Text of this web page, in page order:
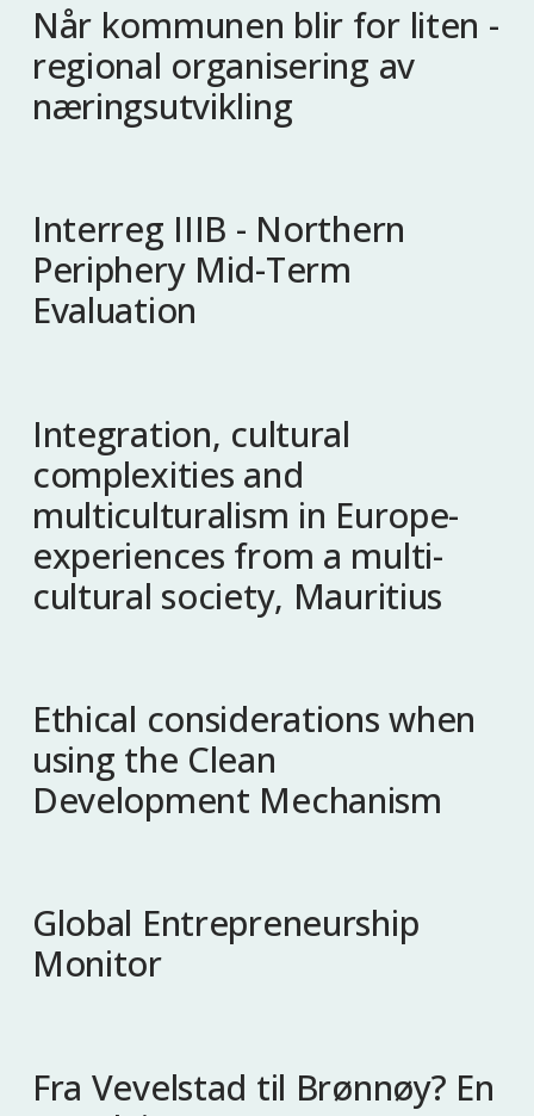
Når kommunen blir for liten -
regional organisering av
næringsutvikling
Interreg IIIB - Northern
Periphery Mid-Term
Evaluation
Integration, cultural
complexities and
multiculturalism in Europe-
experiences from a multi-
cultural society, Mauritius
Ethical considerations when
using the Clean
Development Mechanism
Global Entrepreneurship
Monitor
Fra Vevelstad til Brønnøy? En